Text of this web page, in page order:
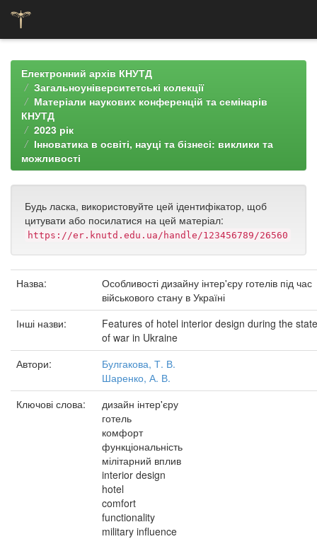
navigationЕлектронний архів КНУТД
Загальноуніверситетські колекції
Матеріали наукових конференцій та семінарів
КНУТД
2023 рік
Інноватика в освіті, науці та бізнесі: виклики та
можливості
Будь ласка, використовуйте цей ідентифікатор, щоб
цитувати або посилатися на цей матеріал:
https://er.knutd.edu.ua/handle/123456789/26560
Назва:
Особливості дизайну інтер'єру готелів під час
військового стану в Україні
Інші назви:
Features of hotel interior design during the state
of war in Ukraine
Автори:
Булгакова, Т. В.
Шаренко, А. В.
Ключові слова:
дизайн інтер'єру
готель
комфорт
функціональність
мілітарний вплив
interior design
hotel
comfort
functionality
military influence